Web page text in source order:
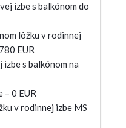
izbe s balkónom do
lôžku v rodinnej
EUR
s balkónom na
– 0 EUR
v rodinnej izbe MS